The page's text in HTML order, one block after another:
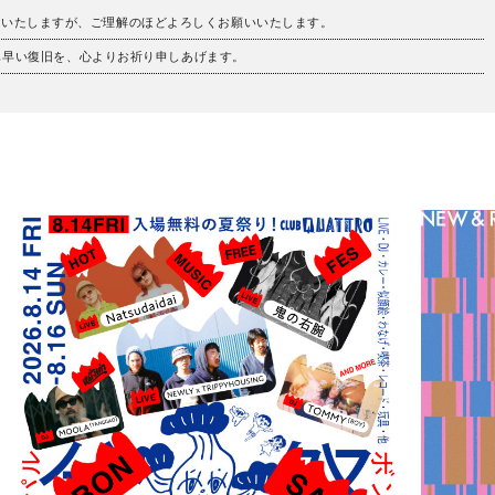
しますが、ご理解のほどよろしくお願いいたします。
い復旧を、心よりお祈り申しあげます。